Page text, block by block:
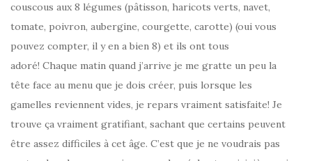
couscous aux 8 légumes (pâtisson, haricots verts, navet,
tomate, poivron, aubergine, courgette, carotte) (oui vous
pouvez compter, il y en a bien 8) et ils ont tous
adoré! Chaque matin quand j’arrive je me gratte un peu la
tête face au menu que je dois créer, puis lorsque les
gamelles reviennent vides, je repars vraiment satisfaite! Je
trouve ça vraiment gratifiant, sachant que certains peuvent
être assez difficiles à cet âge. C’est que je ne voudrais pas